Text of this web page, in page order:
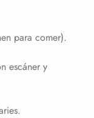
para comer).
escáner y